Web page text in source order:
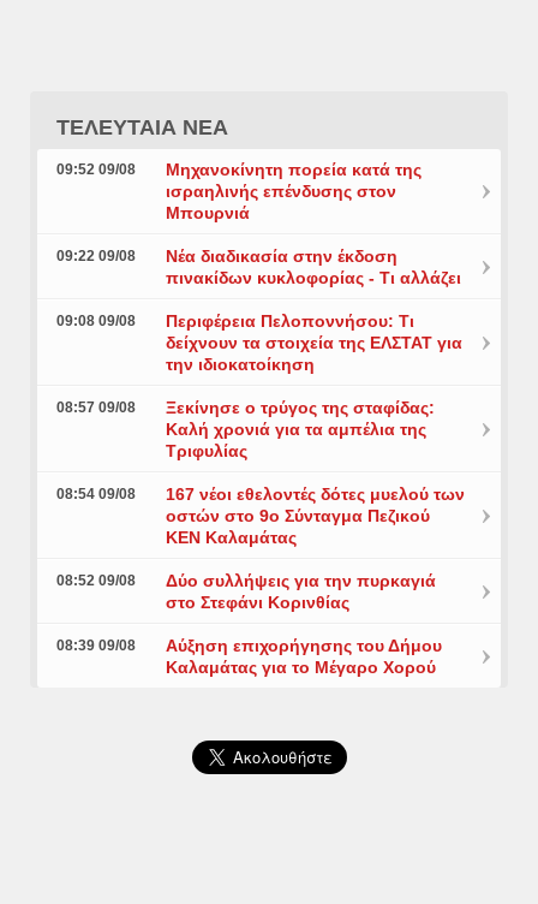
ΤΕΛΕΥΤΑΙΑ ΝΕΑ
09:52 09/08
Μηχανοκίνητη πορεία κατά της
ισραηλινής επένδυσης στον
Μπουρνιά
09:22 09/08
Νέα διαδικασία στην έκδοση
πινακίδων κυκλοφορίας - Τι αλλάζει
09:08 09/08
Περιφέρεια Πελοποννήσου: Τι
δείχνουν τα στοιχεία της ΕΛΣΤΑΤ για
την ιδιοκατοίκηση
08:57 09/08
Ξεκίνησε ο τρύγος της σταφίδας:
Καλή χρονιά για τα αμπέλια της
Τριφυλίας
08:54 09/08
167 νέοι εθελοντές δότες μυελού των
οστών στο 9ο Σύνταγμα Πεζικού
ΚΕΝ Καλαμάτας
08:52 09/08
Δύο συλλήψεις για την πυρκαγιά
στο Στεφάνι Κορινθίας
08:39 09/08
Αύξηση επιχορήγησης του Δήμου
Καλαμάτας για το Μέγαρο Χορού